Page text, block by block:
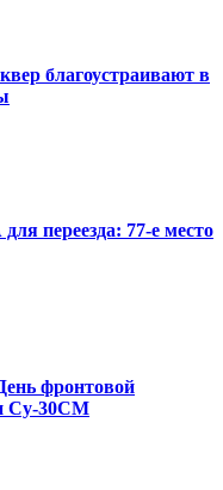
благоустраивают в
переезда: 77-е место
фронтовой
Су-30СМ